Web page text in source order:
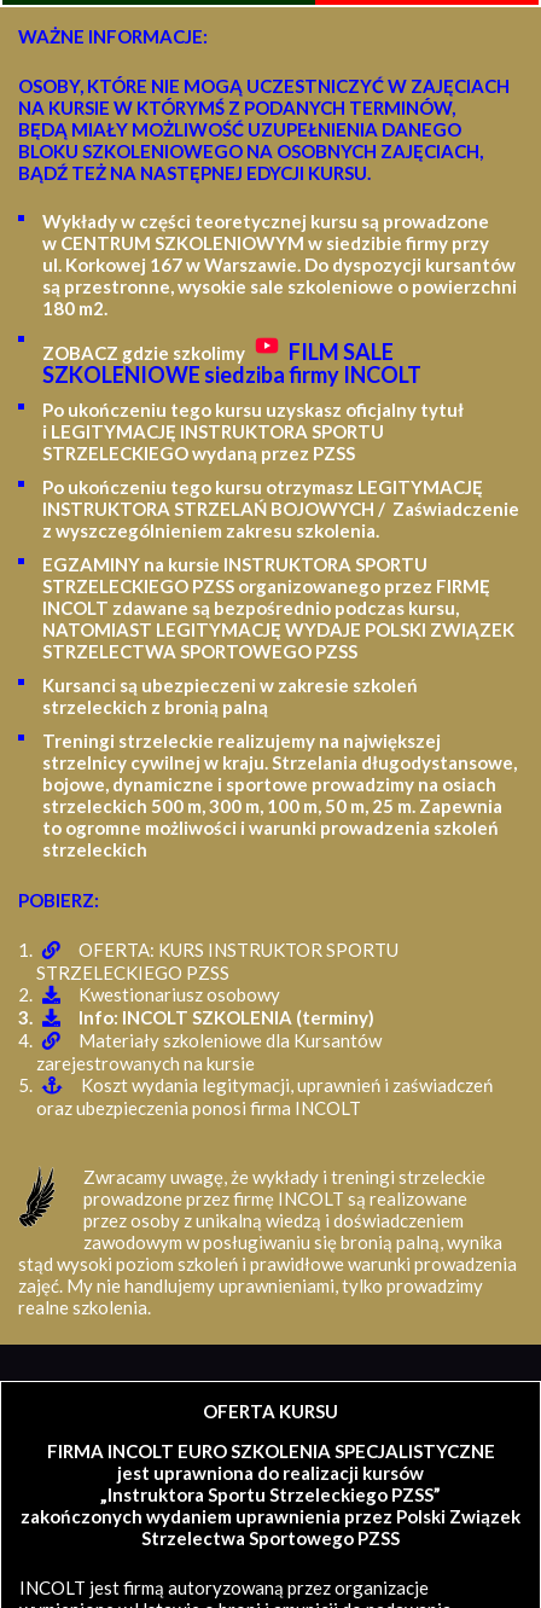
WAŻNE INFORMACJE:
OSOBY, KTÓRE NIE MOGĄ UCZESTNICZYĆ W ZAJĘCIACH
NA KURSIE W KTÓRYMŚ Z PODANYCH TERMINÓW,
BĘDĄ MIAŁY MOŻLIWOŚĆ UZUPEŁNIENIA DANEGO
BLOKU SZKOLENIOWEGO NA OSOBNYCH ZAJĘCIACH,
BĄDŹ TEŻ NA NASTĘPNEJ EDYCJI KURSU.
Wykłady w części teoretycznej kursu są prowadzone
w CENTRUM SZKOLENIOWYM w siedzibie firmy przy
ul. Korkowej 167 w Warszawie. Do dyspozycji kursantów
są przestronne, wysokie sale szkoleniowe o powierzchni
180 m2.
ZOBACZ gdzie szkolimy
FILM SALE
SZKOLENIOWE siedziba firmy INCOLT
Po ukończeniu tego kursu uzyskasz oficjalny tytuł
i LEGITYMACJĘ INSTRUKTORA SPORTU
STRZELECKIEGO wydaną przez PZSS
Po ukończeniu tego kursu otrzymasz LEGITYMACJĘ
INSTRUKTORA STRZELAŃ BOJOWYCH / Zaświadczenie
z wyszczególnieniem zakresu szkolenia.
EGZAMINY na kursie INSTRUKTORA SPORTU
STRZELECKIEGO PZSS organizowanego przez FIRMĘ
INCOLT zdawane są bezpośrednio podczas kursu,
NATOMIAST LEGITYMACJĘ WYDAJE POLSKI ZWIĄZEK
STRZELECTWA SPORTOWEGO PZSS
Kursanci są ubezpieczeni w zakresie szkoleń
strzeleckich z bronią palną
Treningi strzeleckie realizujemy na największej
strzelnicy cywilnej w kraju. Strzelania długodystansowe,
bojowe, dynamiczne i sportowe prowadzimy na osiach
strzeleckich 500 m, 300 m, 100 m, 50 m, 25 m. Zapewnia
to ogromne możliwości i warunki prowadzenia szkoleń
strzeleckich
POBIERZ:
OFERTA: KURS INSTRUKTOR SPORTU
STRZELECKIEGO PZSS
Kwestionariusz osobowy
Info: INCOLT SZKOLENIA (terminy)
Materiały szkoleniowe dla Kursantów
zarejestrowanych na kursie
Koszt wydania legitymacji, uprawnień i zaświadczeń
oraz ubezpieczenia ponosi firma INCOLT
Zwracamy uwagę, że wykłady i treningi strzeleckie
prowadzone przez firmę INCOLT są realizowane
przez osoby z unikalną wiedzą i doświadczeniem
zawodowym w posługiwaniu się bronią palną, wynika
stąd wysoki poziom szkoleń i prawidłowe warunki prowadzenia
zajęć. My nie handlujemy uprawnieniami, tylko prowadzimy
realne szkolenia.
OFERTA KURSU
FIRMA INCOLT EURO SZKOLENIA SPECJALISTYCZNE
jest uprawniona do realizacji kursów
„Instruktora Sportu Strzeleckiego PZSS”
zakończonych wydaniem uprawnienia przez Polski Związek
Strzelectwa Sportowego PZSS
INCOLT jest firmą autoryzowaną przez organizacje